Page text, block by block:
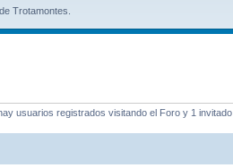
Trotamontes.
usuarios registrados visitando el Foro y 1 invitado